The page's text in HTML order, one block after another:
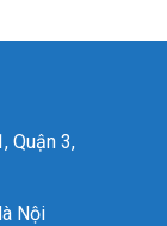
Quận 3,
Nội